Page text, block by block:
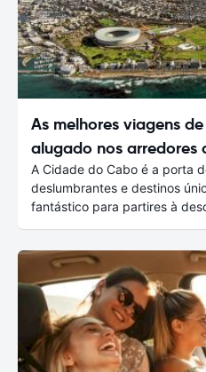
As melhores viagens
alugado nos arredores
A Cidade do Cabo é a porta
deslumbrantes e destinos
fantástico para partires à